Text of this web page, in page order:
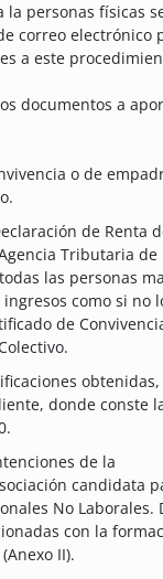
la personas físicas
correo electrónico
a este
documentos a
o de
de Renta
Tributaria de
las personas
como si no
de
donde conste
de la
candidata
No Laborales.
con la
II).